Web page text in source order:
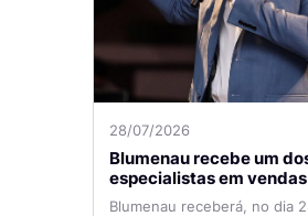
28/07/2026
Blumenau recebe um
especialistas em vendas do
mercado imobiliário
Blumenau receberá, no dia